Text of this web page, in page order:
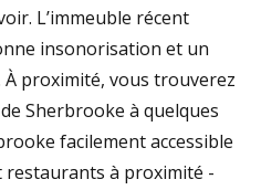
L’immeuble récent
insonorisation et un
proximité, vous trouverez
Sherbrooke à quelques
facilement accessible
restaurants à proximité -